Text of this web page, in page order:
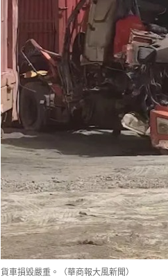
貨車損毀嚴重。（華商報大風新聞）